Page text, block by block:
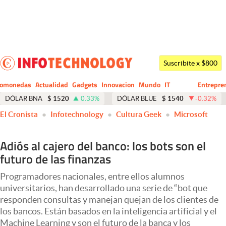
Dólar
Economía y Política
Finanzas y Mercados
Negocios
Columnistas
Otras secciones
Apertura
Suscribite x $800
Actualidad Gadgets Innovacion Mundo
CIO
IT
Business
DÓLAR BNA $ 1520 0.33% DÓLAR BLUE $ 1540 -0.32%
El Cronista Infotechnology Cultura Geek Microsoft
Adiós al cajero del banco: los bots son el
futuro de las finanzas
Programadores nacionales, entre ellos alumnos
universitarios, han desarrollado una serie de “bot que
responden consultas y manejan quejan de los clientes de
los bancos. Están basados en la inteligencia artificial y el
Machine Learning y son el futuro de la banca y los